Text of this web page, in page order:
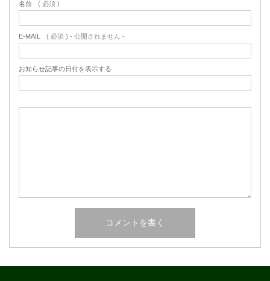
名前 ( 必須 )
E-MAIL ( 必須 ) - 公開されません -
お知らせ記事の日付を表示する